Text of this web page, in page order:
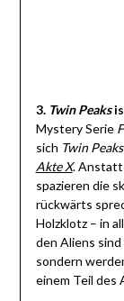
3.Twin Peaks
Mystery Serie
sich Twin Peaks
Akte X. Anstatt
spazieren die
rückwärts
Holzklotz – in
den Aliens
sondern
einem Teil des